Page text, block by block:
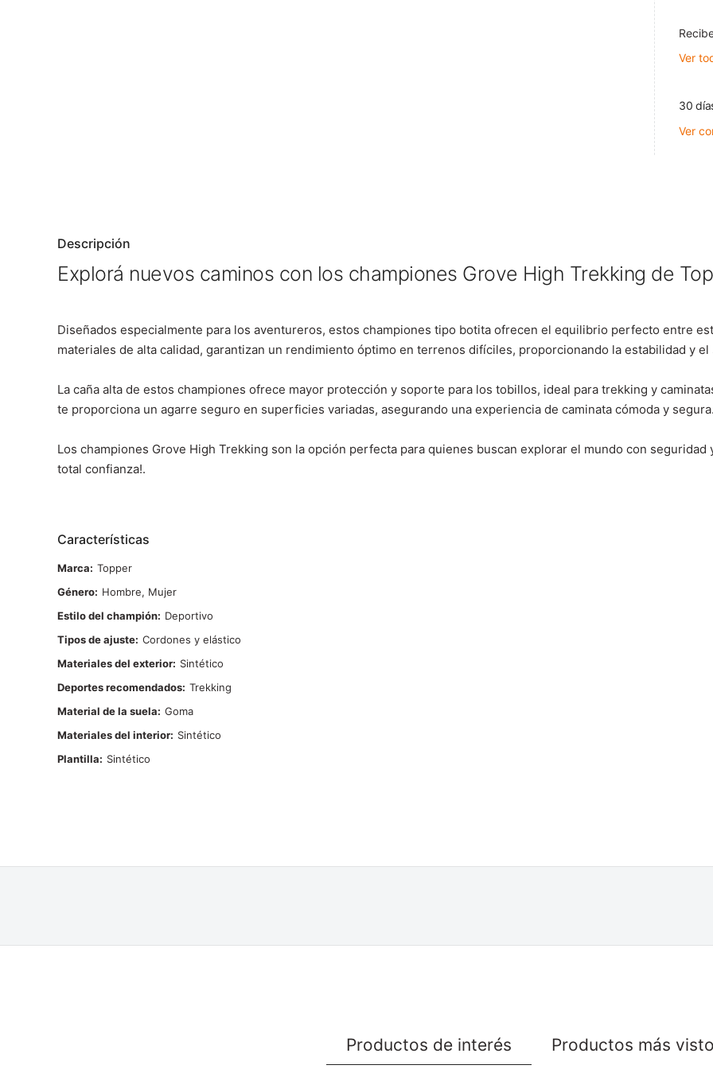
Ver
30
Ver
Descripción
Explorá nuevos caminos con los championes Grove High Trekking de
Diseñados especialmente para los aventureros, estos championes tipo botita ofrecen el equilibrio perfecto entre
materiales de alta calidad, garantizan un rendimiento óptimo en terrenos difíciles, proporcionando la estabilidad y
La caña alta de estos championes ofrece mayor protección y soporte para los tobillos, ideal para trekking y
te proporciona un agarre seguro en superficies variadas, asegurando una experiencia de caminata cómoda y
Los championes Grove High Trekking son la opción perfecta para quienes buscan explorar el mundo con seguridad
total confianza!.
Características
Marca
Topper
Género
Hombre, Mujer
Estilo del champión
Deportivo
Tipos de ajuste Cordones y elástico
Materiales del exterior
Sintético
Deportes recomendados Trekking
Material de la suela
Goma
Materiales del interior
Sintético
Plantilla
Sintético
Productos de interés Productos más